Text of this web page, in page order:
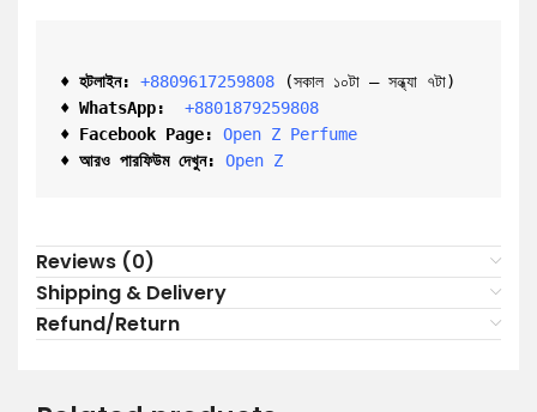
♦ হটলাইন: +8809617259808
(সকাল ১০টা – সন্ধ্যা ৭টা)
♦ WhatsApp:
+8801879259808
♦ Facebook Page:
Open Z Perfume
♦ আরও পারফিউম দেখুন:
Open Z
Reviews (0)
Shipping & Delivery
Refund/Return